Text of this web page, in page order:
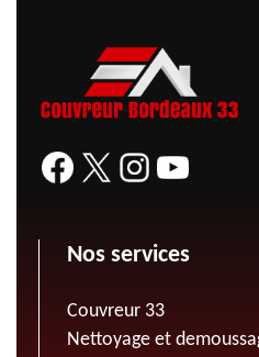
Nos services
Couvreur 33
Nettoyage et